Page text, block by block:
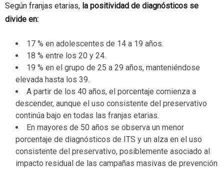
Según franjas etarias, la positividad de diagnósticos se
divide en:
17 % en adolescentes de 14 a 19 años.
18 % entre los 20 y 24.
19 % en el grupo de 25 a 29 años, manteniéndose
elevada hasta los 39.
A partir de los 40 años, el porcentaje comienza a
descender, aunque el uso consistente del preservativo
continúa bajo en todas las franjas etarias.
En mayores de 50 años se observa un menor
porcentaje de diagnósticos de ITS y un alza en el uso
consistente del preservativo, posiblemente asociado al
impacto residual de las campañas masivas de prevención